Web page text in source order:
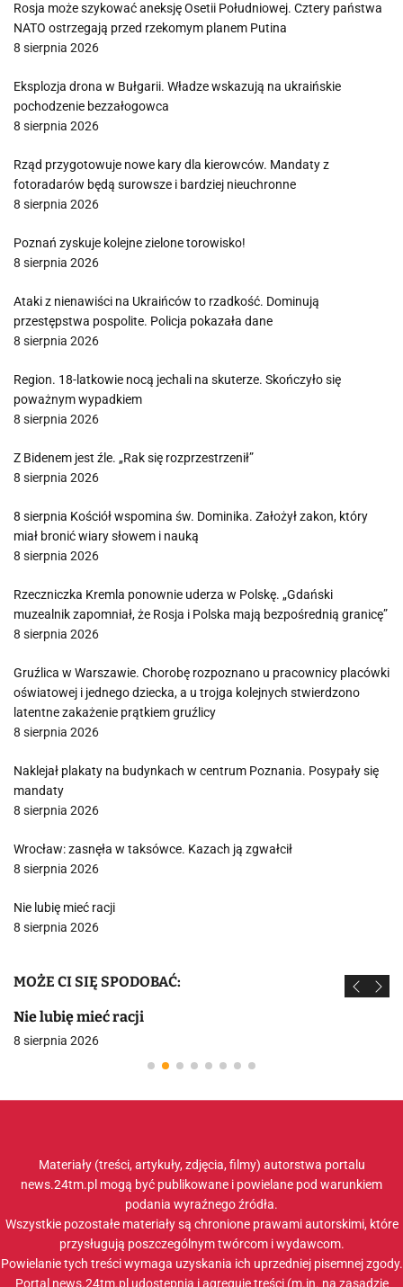
Rosja może szykować aneksję Osetii Południowej. Cztery państwa
NATO ostrzegają przed rzekomym planem Putina
8 sierpnia 2026
Eksplozja drona w Bułgarii. Władze wskazują na ukraińskie
pochodzenie bezzałogowca
8 sierpnia 2026
Rząd przygotowuje nowe kary dla kierowców. Mandaty z
fotoradarów będą surowsze i bardziej nieuchronne
8 sierpnia 2026
Poznań zyskuje kolejne zielone torowisko!
8 sierpnia 2026
Ataki z nienawiści na Ukraińców to rzadkość. Dominują
przestępstwa pospolite. Policja pokazała dane
8 sierpnia 2026
Region. 18-latkowie nocą jechali na skuterze. Skończyło się
poważnym wypadkiem
8 sierpnia 2026
Z Bidenem jest źle. „Rak się rozprzestrzenił”
8 sierpnia 2026
8 sierpnia Kościół wspomina św. Dominika. Założył zakon, który
miał bronić wiary słowem i nauką
8 sierpnia 2026
Rzeczniczka Kremla ponownie uderza w Polskę. „Gdański
muzealnik zapomniał, że Rosja i Polska mają bezpośrednią granicę”
8 sierpnia 2026
Gruźlica w Warszawie. Chorobę rozpoznano u pracownicy placówki
oświatowej i jednego dziecka, a u trojga kolejnych stwierdzono
latentne zakażenie prątkiem gruźlicy
8 sierpnia 2026
Naklejał plakaty na budynkach w centrum Poznania. Posypały się
mandaty
8 sierpnia 2026
Wrocław: zasnęła w taksówce. Kazach ją zgwałcił
8 sierpnia 2026
Nie lubię mieć racji
8 sierpnia 2026
MOŻE CI SIĘ SPODOBAĆ:
Nie lubię mieć racji
8 sierpnia 2026
Materiały (treści, artykuły, zdjęcia, filmy) autorstwa portalu
news.24tm.pl mogą być publikowane i powielane pod warunkiem
podania wyraźnego źródła.
Wszystkie pozostałe materiały są chronione prawami autorskimi, które
przysługują poszczególnym twórcom i wydawcom.
Powielanie tych treści wymaga uzyskania ich uprzedniej pisemnej zgody.
Portal news.24tm.pl udostępnia i agreguje treści (m.in. na zasadzie